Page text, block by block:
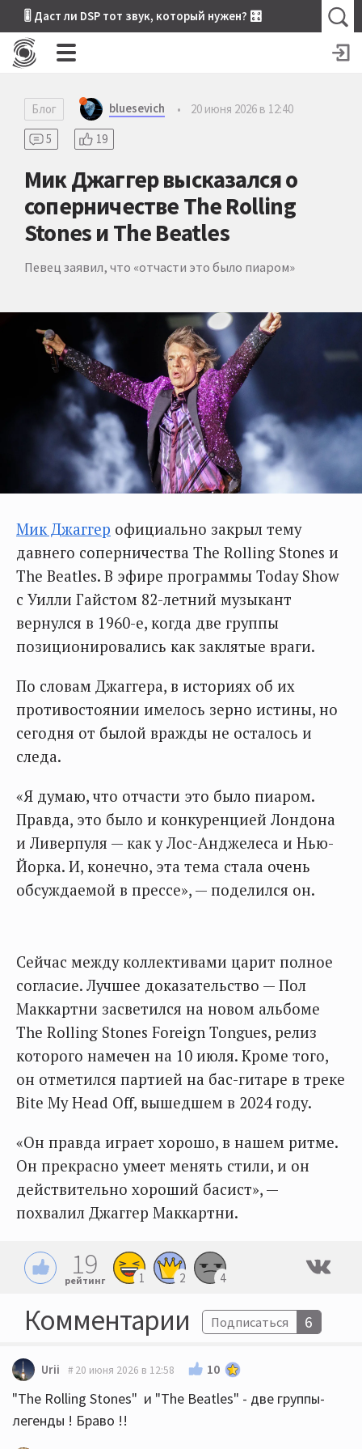
🎚 Даст ли DSP тот звук, который нужен? 🎛
Блог bluesevich •
20 июня 2026 в 12:40
5
19
Мик Джаггер высказался о
соперничестве The Rolling
Stones и The Beatles
Певец заявил, что «отчасти это было пиаром»
Мик Джаггер официально закрыл тему
давнего соперничества The Rolling Stones и
The Beatles. В эфире программы Today Show
с Уилли Гайстом 82-летний музыкант
вернулся в 1960-е, когда две группы
позиционировались как заклятые враги.
По словам Джаггера, в историях об их
противостоянии имелось зерно истины, но
сегодня от былой вражды не осталось и
следа.
«Я думаю, что отчасти это было пиаром.
Правда, это было и конкуренцией Лондона
и Ливерпуля — как у Лос-Анджелеса и Нью-
Йорка. И, конечно, эта тема стала очень
обсуждаемой в прессе», — поделился он.
Сейчас между коллективами царит полное
согласие. Лучшее доказательство — Пол
Маккартни засветился на новом альбоме
The Rolling Stones Foreign Tongues, релиз
которого намечен на 10 июля. Кроме того,
он отметился партией на бас-гитаре в треке
Bite My Head Off, вышедшем в 2024 году.
«Он правда играет хорошо, в нашем ритме.
Он прекрасно умеет менять стили, и он
действительно хороший басист», —
похвалил Джаггер Маккартни.
19
рейтинг 1 2 4
Комментарии Подписаться 6
Urii 20 июня 2026 в 12:58 10
"The Rolling Stones" и "The Beatles" - две группы-
легенды ! Браво !!